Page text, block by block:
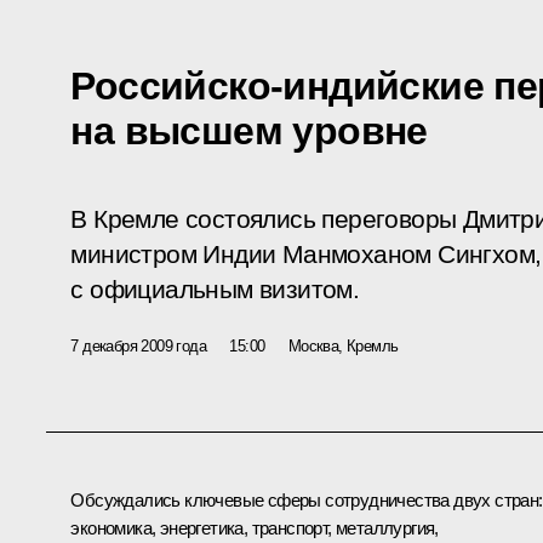
Российско-индийские
на высшем уровне
В Кремле состоялись переговоры
министром Индии Манмоханом
с официальным визитом.
7 декабря 2009 года 15:00 Москва, Кремль
Обсуждались ключевые сферы сотрудничества двух стран:
экономика, энергетика, транспорт, металлургия,